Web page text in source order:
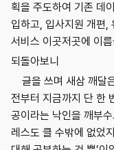
획을 주도하여 기존 데
입하고, 입사지원 개편,
서비스 이곳저곳에 이
되돌아보니
글을 쓰며 새삼 깨달
전부터 지금까지 단 한
공이라는 낙인을 깨부
레스도 클 수밖에 없었